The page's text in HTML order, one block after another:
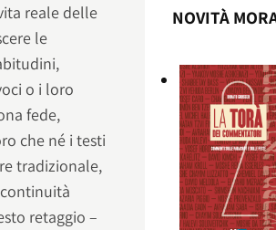
reale delle
le
o i loro
fede,
che né i testi
tradizionale,
retaggio –
NOVITÀ